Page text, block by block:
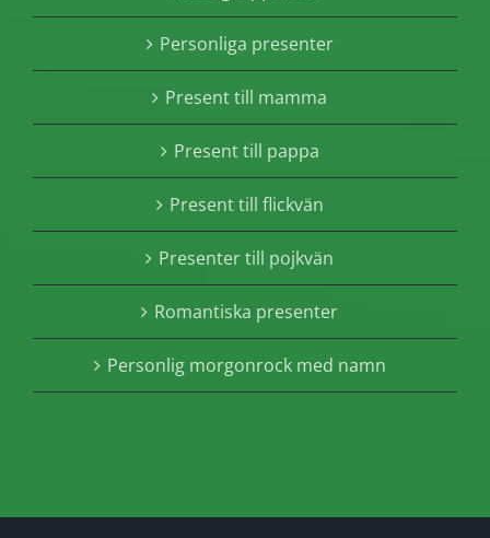
Personliga presenter
Present till mamma
Present till pappa
Present till flickvän
Presenter till pojkvän
Romantiska presenter
Personlig morgonrock med namn